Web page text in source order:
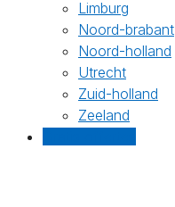
Limburg
Noord-brabant
Noord-holland
Utrecht
Zuid-holland
Zeeland